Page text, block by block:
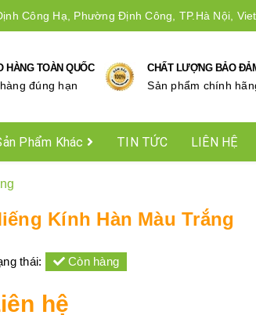
Công Hạ, Phường Định Công, TP.Hà Nội,
HÀNG TOÀN QUỐC
đúng hạn
CHẤT LƯỢNG BẢO
Sản phẩm chính
Phẩm Khác TIN TỨC LIÊN HỆ
Kính Hàn Màu Trắng
thái: Còn hàng
hệ